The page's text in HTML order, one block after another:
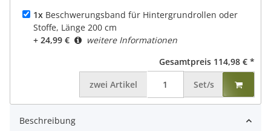
1x Beschwerungsband für Hintergrundrollen oder
Stoffe, Länge 200 cm
+ 24,99 €
weitere Informationen
Gesamtpreis 114,98 € *
zwei Artikel Set/s
Beschreibung